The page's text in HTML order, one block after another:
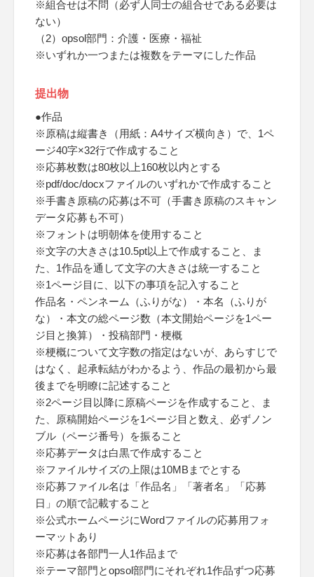
※組合せは不問（必ず人同士の組合せである必要は
ない）
（2）opsol部門：介護・医療・福祉
※いずれか一つまたは複数をテーマにした作品
提出物
●作品
※原稿は縦書き（用紙：A4サイズ横向き）で、1ペ
ージ40字×32行で作成すること
※応募枚数は80枚以上160枚以内とする
※pdf/doc/docxファイルのいずれかで作成すること
※手書き原稿の応募は不可（手書き原稿のスキャン
データ応募も不可）
※フォントは明朝体を使用すること
※文字の大きさは10.5pt以上で作成すること、ま
た、1作品を通して文字の大きさは統一すること
※1ページ目に、以下の事項を記入すること
作品名・ペンネーム（ふりがな）・本名（ふりが
な）・本文の総ページ数（本文開始ページを1ペー
ジ目と換算）・投稿部門・梗概
※梗概について文字数の指定はないが、あらすじで
はなく、起承転結がわかるよう、作品の最初から最
後までを明瞭に記述すること
※2ページ目以降に原稿ページを作成すること、ま
た、原稿開始ページを1ページ目と数え、必ずノン
ブル（ページ番号）を振ること
※応募データは白黒で作成すること
※ファイルサイズの上限は10MBまでとする
※応募ファイル名は「作品名」「著者名」「応募
日」の順で記載すること
※公式ホームページにWordファイルの応募用フォ
ーマットあり
※応募は各部門一人1作品まで
※テーマ部門とopsol部門にそれぞれ1作品ずつ応募